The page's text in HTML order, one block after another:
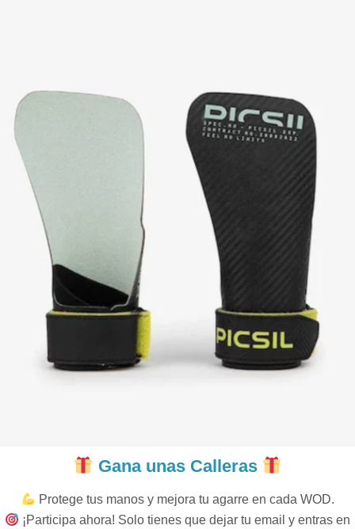
Gana unas Calleras
Protege tus manos y mejora tu agarre en cada WOD.
¡Participa ahora! Solo tienes que dejar tu email y entras en